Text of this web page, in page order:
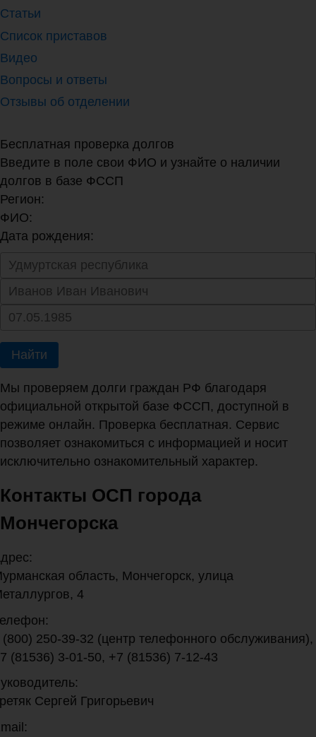
Статьи
Список приставов
Видео
Вопросы и ответы
Отзывы об отделении
Бесплатная проверка долгов
Введите в поле свои ФИО и узнайте о наличии
долгов в базе ФССП
Регион:
ФИО:
Дата рождения:
Найти
Мы проверяем долги граждан РФ благодаря
официальной открытой базе ФССП, доступной в
режиме онлайн. Проверка бесплатная. Сервис
позволяет ознакомиться с информацией и носит
исключительно ознакомительный характер.
Контакты ОСП города
Мончегорска
область, Мончегорск, улица
4
(800) 250-39-32 (центр телефонного обслуживания),
(81536) 3-01-50, +7 (81536) 7-12-43
Сергей Григорьевич